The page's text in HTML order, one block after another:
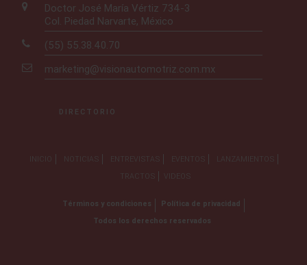
Doctor José María Vértiz 734-3
Col. Piedad Narvarte, México
(55) 55.38.40.70
marketing@visionautomotriz.com.mx
DIRECTORIO
INICIO NOTICIAS ENTREVISTAS EVENTOS
LANZAMIENTOS
TRACTOS
VIDEOS
Términos y condiciones
Política de privacidad
Todos los derechos reservados